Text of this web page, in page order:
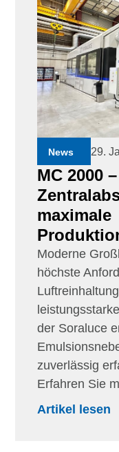
News 29.
MC 2000
maximale
Moderne
höchste
der Soraluce
zuverlässig
Erfahren Sie
Artikel lesen